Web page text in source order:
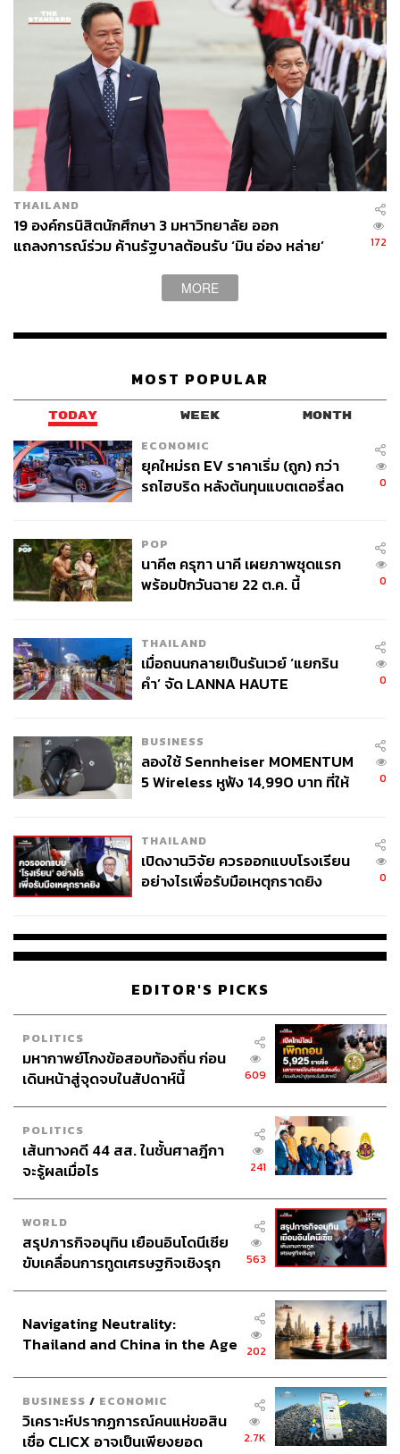
เงินคนไปเรื่อยๆ ไม่เกิดประโยชน์ แต่การที่เราทำดิจิทัล
วอลเล็ต ตนยืนยัน โดยอัดเสียงไว้ก็ได้ว่า ไม่มีการทุจริต
เป็นการส่งตรงจากภาครัฐ ผ่านเทคโนโลยีการจัดเก็บข้อมูล
(Blockchain) ที่สามารถตรวจสอบได้
ถามว่าได้หมดทุกคนหรือไม่ อยู่ที่ฐานเงินเดือนที่กำหนดไว้
70,000 บาท และที่ดีเลย์มานานขนาดนี้เพราะบอกไม่ให้
คนรวย ไม่มีใครกล้าบอกว่าใครคือคนรวย 70,000 บาทยัง
บอกอยู่เลยว่ายังเป็นหนี้ แต่ไม่ใช่คนรวย ก็ต้องคัดที่มาที่ไป
ยืนยันว่ารัฐบาลให้ทุกคน คนที่มีเงินจำนวนมากอาจไม่ใช้ แต่
ด้วยความเสมอภาคเท่าเทียม เมื่อมีองค์กรเสนอแนะมา เราก็
พยายามที่จะรับฟังความคิดเห็นทุกภาคส่วนให้เหมาะสม
เดินสายต่างประเทศไม่สนุก แต่ทำเพื่อให้ประชาชนอยู่ดี
กินดี
เศรษฐากล่าวต่อว่า ตนไปเมืองนอกมา 10 กว่าครั้ง ไป
ประกาศให้ชาวโลกรู้ว่าประเทศไทยเปิดแล้ว เพื่อรองรับการ
ลงทุน คนที่ไม่ใช่แฟนคลับบอกไปตั้งหลายครั้ง อะไรก็ไม่เกิด
ขอถามหน่อยว่า 7 เดือนมีใครตกลง ได้ลงทุนเป็นแสนล้าน
“คุณจะทำคอนโด หมู่บ้านจัดสรร ใช้เวลาตัดสินใจเท่าไรกว่า
จะตอกเสาเข็ม ผลงานยังไม่ออก คอยไปก่อน วันนี้ขี้เกียจไป
เปื้อนโคลนบ้าง อันนี้ นโยบายนี้ การเดินทางไปเมืองนอกไม่
สนุก แต่เป็นหน้าที่ที่จะต้องทำ ประเทศไทยปิดมาตลอด 10 ปีที่
ผ่านมา ตารางงานผมแน่นมาก วันหนึ่งไป 19 วง ไม่สนุก ไม่
ลงทุน เพื่อยกระดับภาคอุตสาหกรรมทุกภาคส่วนของ
ประเทศไทย ทำให้เรามีกิน มีใช้ มีชีวิตความเป็นอยู่ที่ดีขึ้น”
เศรษฐากล่าว
ย้ำไม่มีเลียรองเท้าบู๊ตแลกพื้นที่สนามบิน
นอกจากนี้เศรษฐายังกล่าวด้วยว่า ตนเป็นนายกรัฐมนตรีคน
หรือทหารใส่รถถังตามมา เพราะมั่นใจว่าไปด้วยเจตนารมณ์
ที่ดี ไปด้วยความตั้งใจจริง เพราะพรรคเพื่อไทยไม่มี สส. ที่นั่น
ขออย่าไปเชื่อวาทกรรมที่ผู้นำบางท่านพูดว่า เพื่อไทยไม่เคย
ให้ความสำคัญกับภาคใต้ สนามบินจังหวัดภูเก็ต พรรคเพื่อ
ขณะที่สนามบินดอนเมืองเปิดวันนี้ยังเต็ม เครื่องลงก็ลำบาก
แต่มีวาทกรรมบอกว่า นายกรัฐมนตรีเลียรองเท้าบู๊ต ยืนยันว่า
ว่าทหารมีพื้นที่เยอะไป ให้ไปยึดพื้นที่มา แต่ไปขอร้อง ไป
อธิบายให้ฟัง หากท่านคืนสนามกอล์ฟตรงนี้มา จะเกิด
ประโยชน์กับประเทศไทยขนาดไหน ท่านต้องการอะไรเป็นผล
ตอบแทน บอกว่าสนามกอล์ฟปีละ 5 ล้านบาท ตนก็ให้เอา
สนามกอล์ฟออกไป
ข่าวดี คนไทยมีนายกฯ Pro Business
เศรษฐากล่าวต่อว่า ประเทศไทยมีเรื่องดีๆ อีกมากมายที่ซ่อน
อยู่ มีอีกหลายเรื่องที่อยากพูด แต่ต้องยอมรับว่าประเทศเรามี
ปัญหาการลงทุน รักใครชอบใครเยอะเกินไป อย่างไรก็ตาม มี
ข่าวดีคือ หมดปีงบประมาณไปแล้ว 6 เดือน ยังไม่ได้ใช้งบ
ประมาณสักบาท ในวันที่ 1 พฤษภาคมนี้ จะสามารถใช้ได้ ซึ่ง
เหลืออีกแค่ 5 เดือน งบประมาณตัวนี้บวกกับงบประมาณปี
2568 จะมีการลงทุนเยอะมาก ซึ่งถือเรื่องของข่าวดี และ
ข่าวดีอีกเรื่องก็คือ มีนายกรัฐมนตรีที่เข้าใจ Pro Business
และมีความตั้งใจจริงที่จะทำให้ทุกภาคส่วน จะพยายามทำให้
ดีที่สุด ขอให้เป็นกำลังใจและให้มีความอดทนต่อไป
THAILAND
19 องค์กรนิสิตนักศึกษา 3 มหาวิทยาลัย ออก
แถลงการณ์ร่วม ค้านรัฐบาลต้อนรับ ‘มิน อ่อง หล่าย’
172
MORE
MOST POPULAR
TODAY WEEK MONTH
ECONOMIC
ยุคใหม่รถ EV ราคาเริ่ม (ถูก) กว่า
รถไฮบริด หลังต้นทุนแบตเตอรี่ลด
0
POP
นาคี๓ ครุฑา นาคี เผยภาพชุดแรก
พร้อมปักวันฉาย 22 ต.ค. นี้
0
THAILAND
เมื่อถนนกลายเป็นรันเวย์ ‘แยกริน
คำ’ จัด LANNA HAUTE
0
BUSINESS
ลองใช้ Sennheiser MOMENTUM
5 Wireless หูฟัง 14,990 บาท ที่ให้
0
THAILAND
เปิดงานวิจัย ควรออกแบบโรงเรียน
อย่างไรเพื่อรับมือเหตุกราดยิง
0
EDITOR'S PICKS
POLITICS
มหากาพย์โกงข้อสอบท้องถิ่น ก่อน
เดินหน้าสู่จุดจบในสัปดาห์นี้
609
POLITICS
เส้นทางคดี 44 สส. ในชั้นศาลฎีกา
จะรู้ผลเมื่อไร
241
WORLD
สรุปภารกิจอนุทิน เยือนอินโดนีเซีย
ขับเคลื่อนการทูตเศรษฐกิจเชิงรุก
563
Navigating Neutrality:
Thailand and China in the Age
202
BUSINESS / ECONOMIC
วิเคราะห์ปรากฏการณ์คนแห่ขอสิน
เชื่อ CLICX อาจเป็นเพียงยอด
2.7K